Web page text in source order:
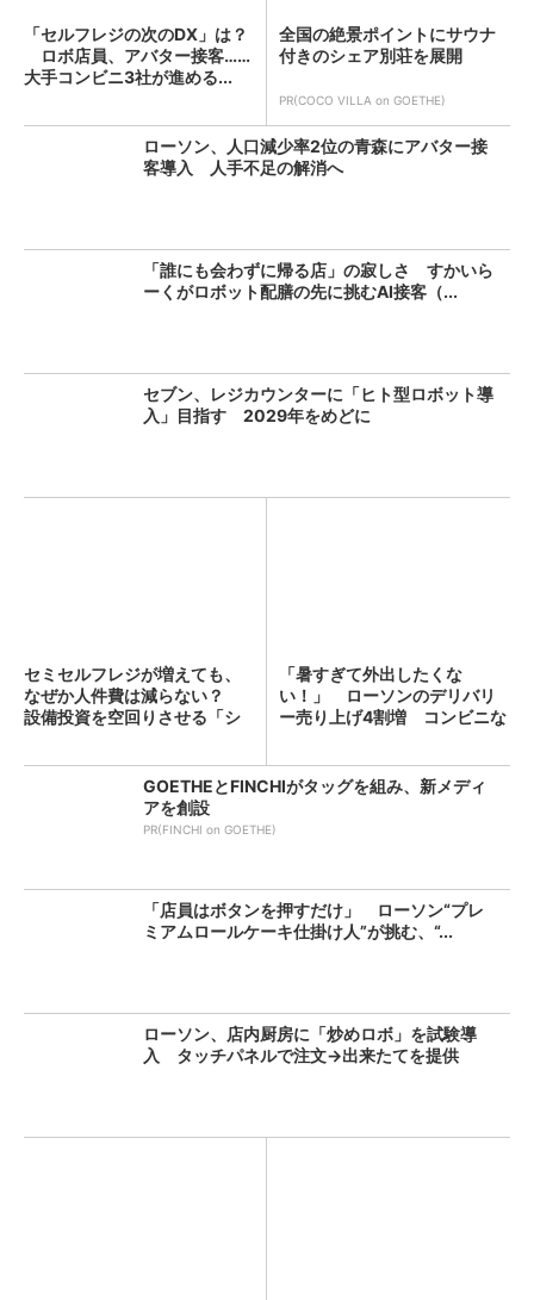
「セルフレジの次のDX」は？
ロボ店員、アバター接客……
大手コンビニ3社が進める...
全国の絶景ポイントにサウナ
付きのシェア別荘を展開
PR(COCO VILLA on GOETHE)
ローソン、人口減少率2位の青森にアバター接
客導入 人手不足の解消へ
「誰にも会わずに帰る店」の寂しさ すかいら
ーくがロボット配膳の先に挑むAI接客（...
セブン、レジカウンターに「ヒト型ロボット導
入」目指す 2029年をめどに
セミセルフレジが増えても、
なぜか人件費は減らない？
設備投資を空回りさせる「シ
「暑すぎて外出したくな
い！」 ローソンのデリバリ
ー売り上げ4割増 コンビニな
GOETHEとFINCHIがタッグを組み、新メディ
アを創設
PR(FINCHI on GOETHE)
「店員はボタンを押すだけ」 ローソン“プレ
ミアムロールケーキ仕掛け人”が挑む、“...
ローソン、店内厨房に「炒めロボ」を試験導
入 タッチパネルで注文→出来たてを提供